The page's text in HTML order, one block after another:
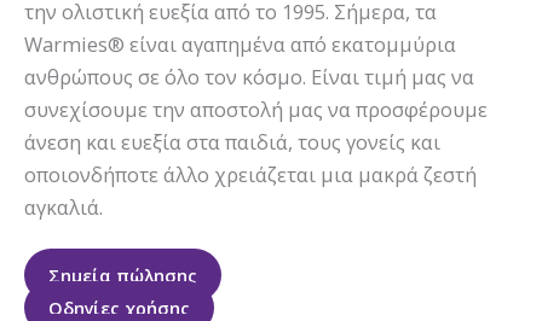
την ολιστική ευεξία από το 1995. Σήμερα, τα
Warmies® είναι αγαπημένα από εκατομμύρια
ανθρώπους σε όλο τον κόσμο. Είναι τιμή μας να
συνεχίσουμε την αποστολή μας να προσφέρουμε
άνεση και ευεξία στα παιδιά, τους γονείς και
οποιονδήποτε άλλο χρειάζεται μια μακρά ζεστή
αγκαλιά.
Σημεία πώλησης
Οδηγίες χρήσης